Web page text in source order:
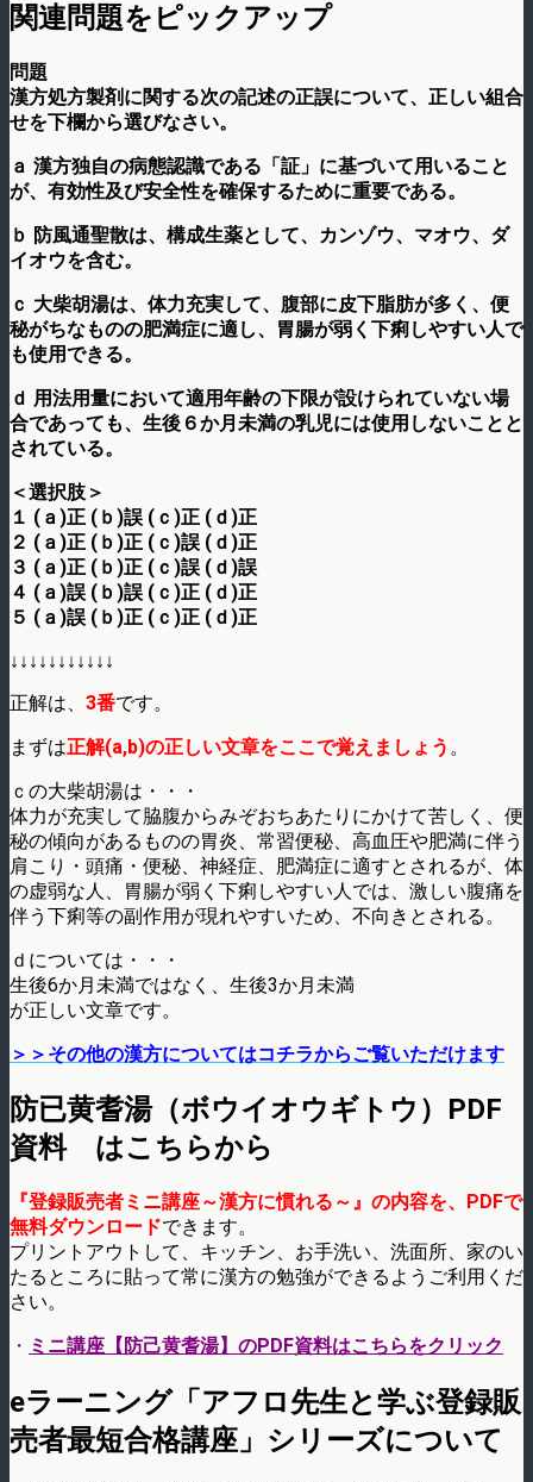
関連問題をピックアップ
問題
漢方処方製剤に関する次の記述の正誤について、正しい組合
せを下欄から選びなさい。
ａ 漢方独自の病態認識である「証」に基づいて用いること
が、有効性及び安全性を確保するために重要である。
ｂ 防風通聖散は、構成生薬として、カンゾウ、マオウ、ダ
イオウを含む。
ｃ 大柴胡湯は、体力充実して、腹部に皮下脂肪が多く、便
秘がちなものの肥満症に適し、胃腸が弱く下痢しやすい人で
も使用できる。
ｄ 用法用量において適用年齢の下限が設けられていない場
合であっても、生後６か月未満の乳児には使用しないことと
されている。
＜選択肢＞
１ (ａ)正 (ｂ)誤 (ｃ)正 (ｄ)正
２ (ａ)正 (ｂ)正 (ｃ)誤 (ｄ)正
３ (ａ)正 (ｂ)正 (ｃ)誤 (ｄ)誤
４ (ａ)誤 (ｂ)誤 (ｃ)正 (ｄ)正
５ (ａ)誤 (ｂ)正 (ｃ)正 (ｄ)正
↓↓↓↓↓↓↓↓↓↓↓
正解は、 3番です。
まずは正解(a,b)の正しい文章をここで覚えましょう 。
ｃの大柴胡湯は・・・
体力が充実して脇腹からみぞおちあたりにかけて苦しく、便
秘の傾向があるものの胃炎、常習便秘、高血圧や肥満に伴う
肩こり・頭痛・便秘、神経症、肥満症に適すとされるが、体
の虚弱な人、胃腸が弱く下痢しやすい人では、激しい腹痛を
伴う下痢等の副作用が現れやすいため、不向きとされる。
ｄについては・・・
生後6か月未満ではなく、生後3か月未満
が正しい文章です。
＞＞その他の漢方についてはコチラからご覧いただけます
防已黄耆湯（ボウイオウギトウ）PDF
資料 はこちらから
『登録販売者ミニ講座～漢方に慣れる～』の内容を、PDFで
無料ダウンロードできます。
プリントアウトして、キッチン、お手洗い、洗面所、家のい
たるところに貼って常に漢方の勉強ができるようご利用くだ
さい。
・ ミニ講座【防己黄耆湯】のPDF資料はこちらをクリック
eラーニング「アフロ先生と学ぶ登録販
売者最短合格講座」シリーズについて